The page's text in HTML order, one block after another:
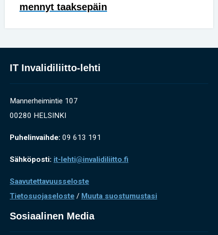
mennyt taaksepäin
IT Invalidiliitto-lehti
Mannerheimintie 107
00280 HELSINKI
Puhelinvaihde: 09 613 191
Sähköposti: it-lehti@invalidiliitto.fi
Saavutettavuusseloste
Tietosuojaseloste / Muuta suostumustasi
Sosiaalinen Media